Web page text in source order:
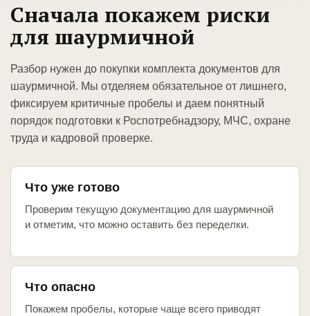
Сначала покажем риски
для шаурмичной
Разбор нужен до покупки комплекта документов для
шаурмичной. Мы отделяем обязательное от лишнего,
фиксируем критичные пробелы и даем понятный
порядок подготовки к Роспотребнадзору, МЧС, охране
труда и кадровой проверке.
Что уже готово
Проверим текущую документацию для шаурмичной
и отметим, что можно оставить без переделки.
Что опасно
Покажем пробелы, которые чаще всего приводят